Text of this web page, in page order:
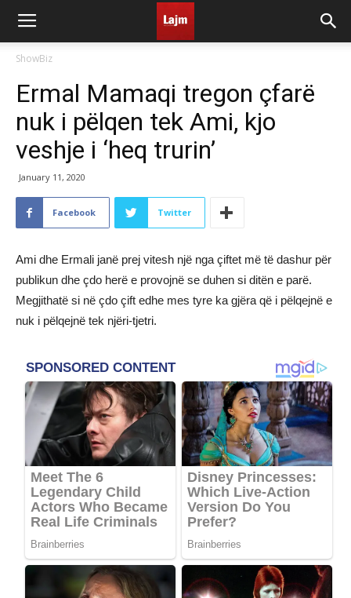
ShowBiz
Ermal Mamaqi tregon çfarë
nuk i pëlqen tek Ami, kjo
veshje i ‘heq trurin’
January 11, 2020
Facebook Twitter
Ami dhe Ermali janë prej vitesh një nga çiftet më të dashur për
publikun dhe çdo herë e provojnë se duhen si ditën e parë.
Megjithatë si në çdo çift edhe mes tyre ka gjëra që i pëlqejnë e
nuk i pëlqejnë tek njëri-tjetri.